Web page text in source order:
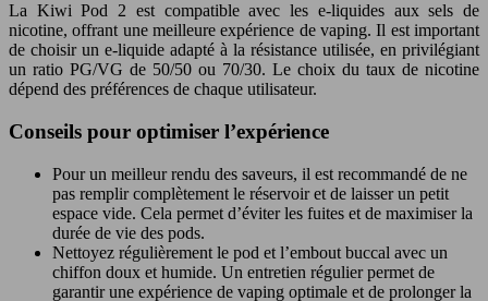
La Kiwi Pod 2 est compatible avec les e-liquides aux sels de
nicotine, offrant une meilleure expérience de vaping. Il est important
de choisir un e-liquide adapté à la résistance utilisée, en privilégiant
un ratio PG/VG de 50/50 ou 70/30. Le choix du taux de nicotine
dépend des préférences de chaque utilisateur.
Conseils pour optimiser l’expérience
Pour un meilleur rendu des saveurs, il est recommandé de ne
pas remplir complètement le réservoir et de laisser un petit
espace vide. Cela permet d’éviter les fuites et de maximiser la
durée de vie des pods.
Nettoyez régulièrement le pod et l’embout buccal avec un
chiffon doux et humide. Un entretien régulier permet de
garantir une expérience de vaping optimale et de prolonger la